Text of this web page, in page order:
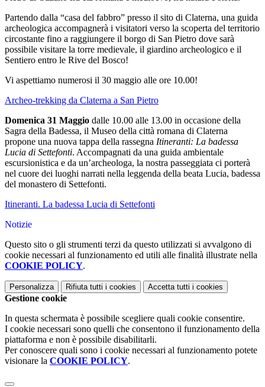
Partendo dalla “casa del fabbro” presso il sito di Claterna, una guida
archeologica accompagnerà i visitatori verso la scoperta del territorio
circostante fino a raggiungere il borgo di San Pietro dove sarà
possibile visitare la torre medievale, il giardino archeologico e il
Sentiero entro le Rive del Bosco!
Vi aspettiamo numerosi il 30 maggio alle ore 10.00!
Archeo-trekking da Claterna a San Pietro
Domenica 31 Maggio dalle 10.00 alle 13.00 in occasione della
Sagra della Badessa, il Museo della città romana di Claterna
propone una nuova tappa della rassegna Itineranti: La badessa
Lucia di Settefonti. Accompagnati da una guida ambientale
escursionistica e da un’archeologa, la nostra passeggiata ci porterà
nel cuore dei luoghi narrati nella leggenda della beata Lucia, badessa
del monastero di Settefonti.
Itineranti. La badessa Lucia di Settefonti
Notizie
Questo sito o gli strumenti terzi da questo utilizzati si avvalgono di
cookie necessari al funzionamento ed utili alle finalità illustrate nella
COOKIE POLICY.
Personalizza Rifiuta tutti i cookies Accetta tutti i cookies
Gestione cookie
In questa schermata è possibile scegliere quali cookie consentire.
I cookie necessari sono quelli che consentono il funzionamento della
piattaforma e non è possibile disabilitarli.
Per conoscere quali sono i cookie necessari al funzionamento potete
visionare la COOKIE POLICY.